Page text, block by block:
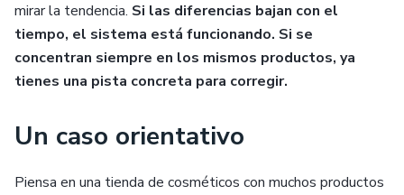
mirar la tendencia. Si las diferencias bajan con el
tiempo, el sistema está funcionando. Si se
concentran siempre en los mismos productos, ya
tienes una pista concreta para corregir.
Un caso orientativo
Piensa en una tienda de cosméticos con muchos productos